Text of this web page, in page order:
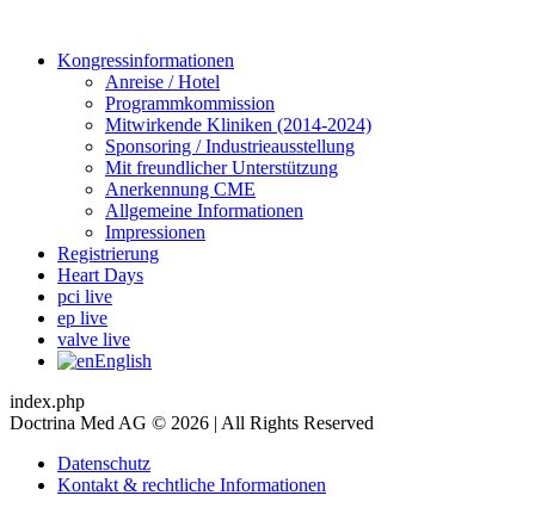
Kongressinformationen
Anreise / Hotel
Programmkommission
Mitwirkende Kliniken (2014-2024)
Sponsoring / Industrieausstellung
Mit freundlicher Unterstützung
Anerkennung CME
Allgemeine Informationen
Impressionen
Registrierung
Heart Days
pci live
ep live
valve live
English
index.php
Doctrina Med AG © 2026 | All Rights Reserved
Datenschutz
Kontakt & rechtliche Informationen